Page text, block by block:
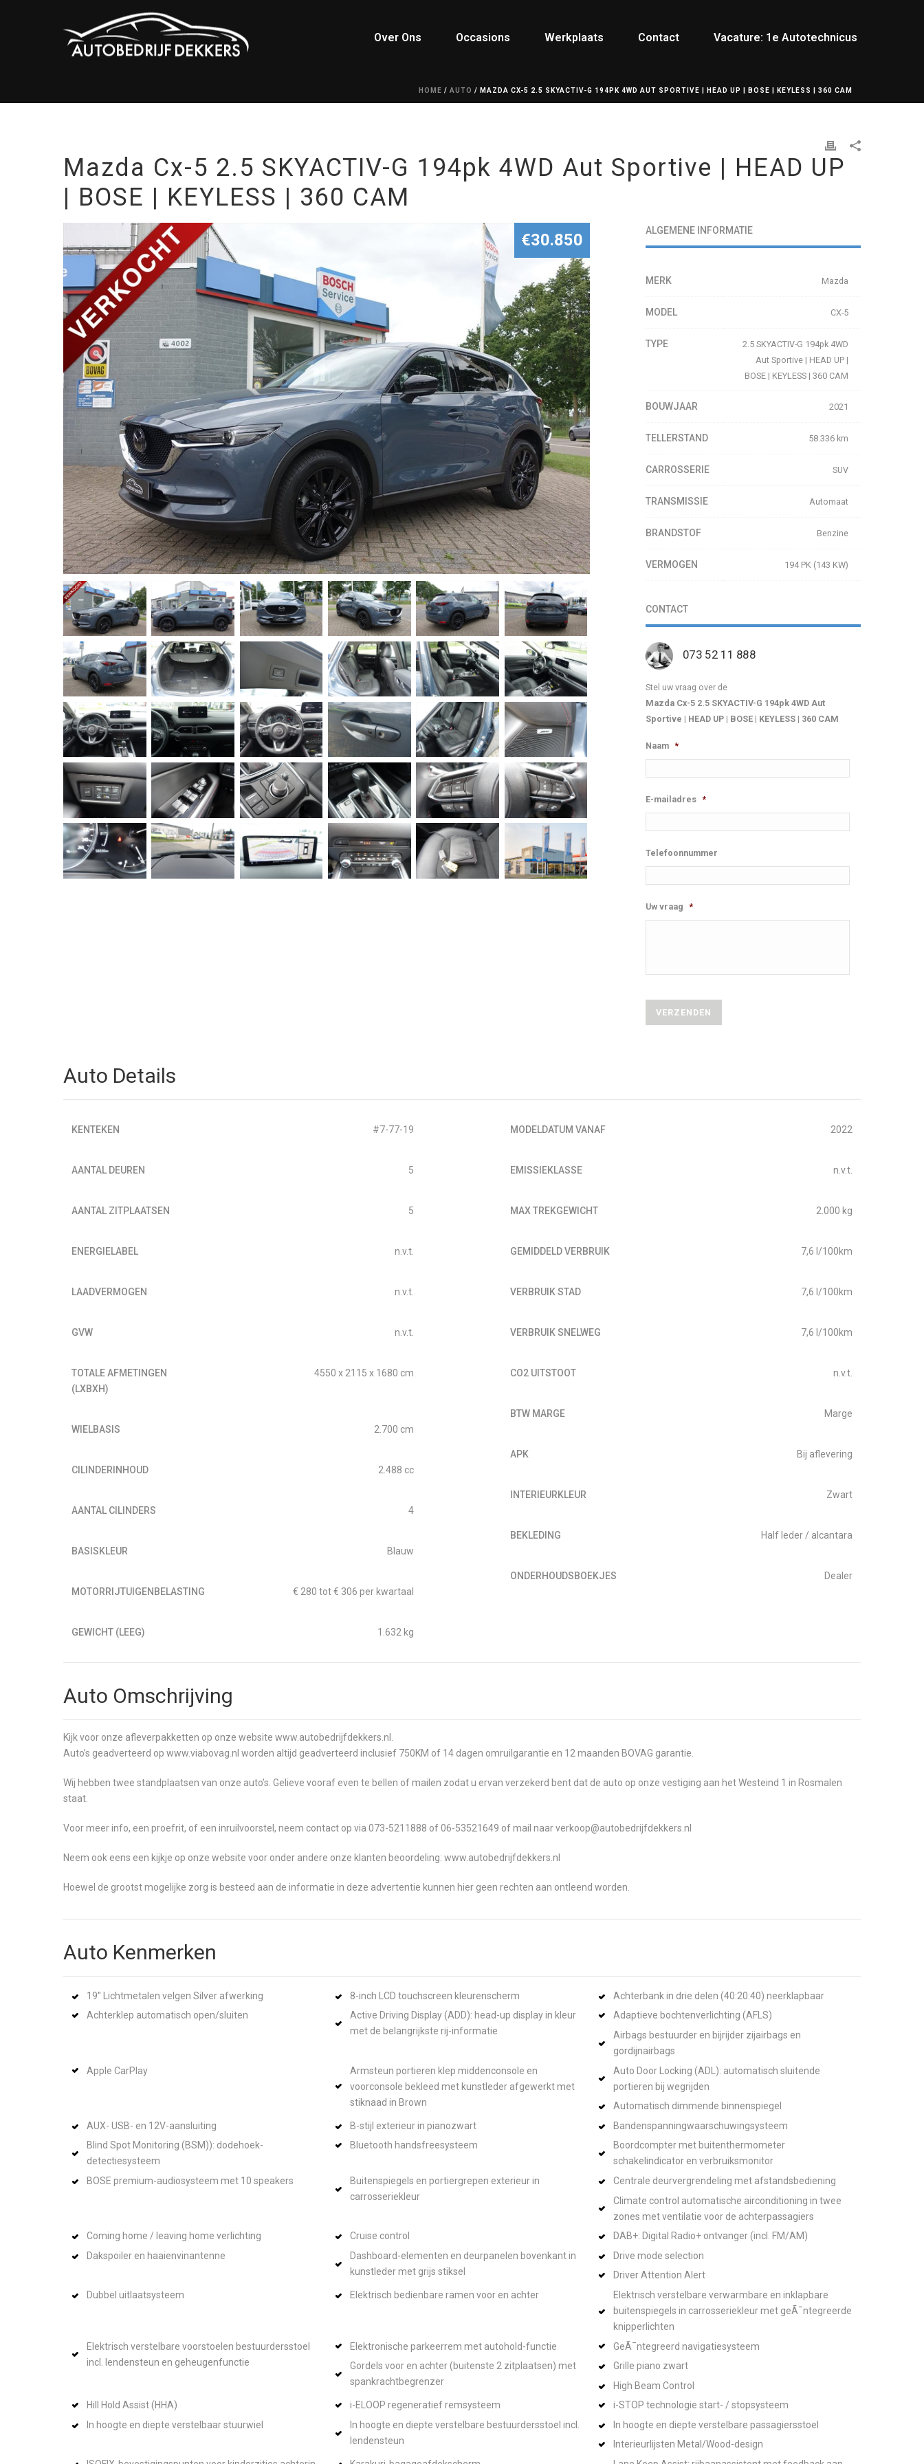
Over Ons Occasions Werkplaats Contact Vacature: 1e Autotechnicus
HOME / AUTO / MAZDA CX-5 2.5 SKYACTIV-G 194PK 4WD AUT SPORTIVE | HEAD UP | BOSE | KEYLESS | 360 CAM
Mazda Cx-5 2.5 SKYACTIV-G 194pk 4WD Aut Sportive | HEAD UP
| BOSE | KEYLESS | 360 CAM
€30.850 ALGEMENE INFORMATIE
MERK Mazda
MODEL CX-5
TYPE
2.5 SKYACTIV-G 194pk 4WD
Aut Sportive | HEAD UP |
BOSE | KEYLESS | 360 CAM
BOUWJAAR 2021
TELLERSTAND 58.336 km
CARROSSERIE SUV
TRANSMISSIE Automaat
BRANDSTOF Benzine
VERMOGEN 194 PK (143 KW)
CONTACT
073 52 11 888
Stel uw vraag over de
Mazda Cx-5 2.5 SKYACTIV-G 194pk 4WD Aut
Sportive | HEAD UP | BOSE | KEYLESS | 360 CAM
Naam *
E-mailadres *
Telefoonnummer
Uw vraag *
Auto Details
KENTEKEN #7-77-19
AANTAL DEUREN 5
AANTAL ZITPLAATSEN 5
ENERGIELABEL n.v.t.
LAADVERMOGEN n.v.t.
GVW n.v.t.
TOTALE AFMETINGEN
(LXBXH)
4550 x 2115 x 1680 cm
WIELBASIS 2.700 cm
CILINDERINHOUD 2.488 cc
AANTAL CILINDERS 4
BASISKLEUR Blauw
MOTORRIJTUIGENBELASTING € 280 tot € 306 per kwartaal
GEWICHT (LEEG) 1.632 kg
MODELDATUM VANAF 2022
EMISSIEKLASSE n.v.t.
MAX TREKGEWICHT 2.000 kg
GEMIDDELD VERBRUIK 7,6 l/100km
VERBRUIK STAD 7,6 l/100km
VERBRUIK SNELWEG 7,6 l/100km
CO2 UITSTOOT n.v.t.
BTW MARGE Marge
APK Bij aflevering
INTERIEURKLEUR Zwart
BEKLEDING Half leder / alcantara
ONDERHOUDSBOEKJES Dealer
Auto Omschrijving
Kijk voor onze afleverpakketten op onze website www.autobedrijfdekkers.nl.
Auto’s geadverteerd op www.viabovag.nl worden altijd geadverteerd inclusief 750KM of 14 dagen omruilgarantie en 12 maanden BOVAG garantie.
Wij hebben twee standplaatsen van onze auto’s. Gelieve vooraf even te bellen of mailen zodat u ervan verzekerd bent dat de auto op onze vestiging aan het Westeind 1 in Rosmalen
staat.
Voor meer info, een proefrit, of een inruilvoorstel, neem contact op via 073-5211888 of 06-53521649 of mail naar verkoop@autobedrijfdekkers.nl
Neem ook eens een kijkje op onze website voor onder andere onze klanten beoordeling: www.autobedrijfdekkers.nl
Hoewel de grootst mogelijke zorg is besteed aan de informatie in deze advertentie kunnen hier geen rechten aan ontleend worden.
Auto Kenmerken
19'' Lichtmetalen velgen Silver afwerking 8-inch LCD touchscreen kleurenscherm
Achterbank in drie delen (40:20:40) neerklapbaar
Achterklep automatisch open/sluiten
Active Driving Display (ADD): head-up display in kleur
met de belangrijkste rij-informatie
Adaptieve bochtenverlichting (AFLS)
Airbags bestuurder en bijrijder zijairbags en
gordijnairbags
Apple CarPlay
Armsteun portieren klep middenconsole en
voorconsole bekleed met kunstleder afgewerkt met
stiknaad in Brown
Auto Door Locking (ADL): automatisch sluitende
portieren bij wegrijden
Automatisch dimmende binnenspiegel
AUX- USB- en 12V-aansluiting
B-stijl exterieur in pianozwart
Bandenspanningwaarschuwingsysteem
Blind Spot Monitoring (BSM)): dodehoek-
detectiesysteem
Bluetooth handsfreesysteem
Boordcompter met buitenthermometer
schakelindicator en verbruiksmonitor
BOSE premium-audiosysteem met 10 speakers
Buitenspiegels en portiergrepen exterieur in
carrosseriekleur
Centrale deurvergrendeling met afstandsbediening
Climate control automatische airconditioning in twee
zones met ventilatie voor de achterpassagiers
Coming home / leaving home verlichting
Cruise control
DAB+: Digital Radio+ ontvanger (incl. FM/AM)
Dakspoiler en haaienvinantenne
Dashboard-elementen en deurpanelen bovenkant in
kunstleder met grijs stiksel
Drive mode selection
Driver Attention Alert
Dubbel uitlaatsysteem
Elektrisch bedienbare ramen voor en achter
Elektrisch verstelbare verwarmbare en inklapbare
buitenspiegels in carrosseriekleur met geÃ¯ntegreerde
knipperlichten
Elektrisch verstelbare voorstoelen bestuurdersstoel
incl. lendensteun en geheugenfunctie
Elektronische parkeerrem met autohold-functie
GeÃ¯ntegreerd navigatiesysteem
Gordels voor en achter (buitenste 2 zitplaatsen) met
spankrachtbegrenzer
Grille piano zwart
High Beam Control
Hill Hold Assist (HHA)
i-ELOOP regeneratief remsysteem
i-STOP technologie start- / stopsysteem
In hoogte en diepte verstelbaar stuurwiel
In hoogte en diepte verstelbare bestuurdersstoel incl.
lendensteun
In hoogte en diepte verstelbare passagiersstoel
Interieurlijsten Metal/Wood-design